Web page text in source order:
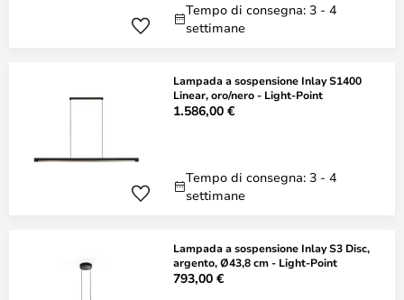
Tempo di consegna: 3 - 4
settimane
Lampada a sospensione Inlay S1400
Linear, oro/nero - Light-Point
1.586,00 €
Tempo di consegna: 3 - 4
settimane
Lampada a sospensione Inlay S3 Disc,
argento, Ø43,8 cm - Light-Point
793,00 €